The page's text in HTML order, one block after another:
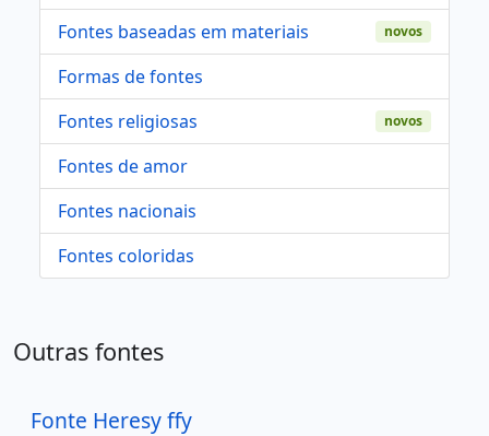
Fontes baseadas em materiais
novos
Formas de fontes
Fontes religiosas
novos
Fontes de amor
Fontes nacionais
Fontes coloridas
Outras fontes
Fonte Heresy ffy